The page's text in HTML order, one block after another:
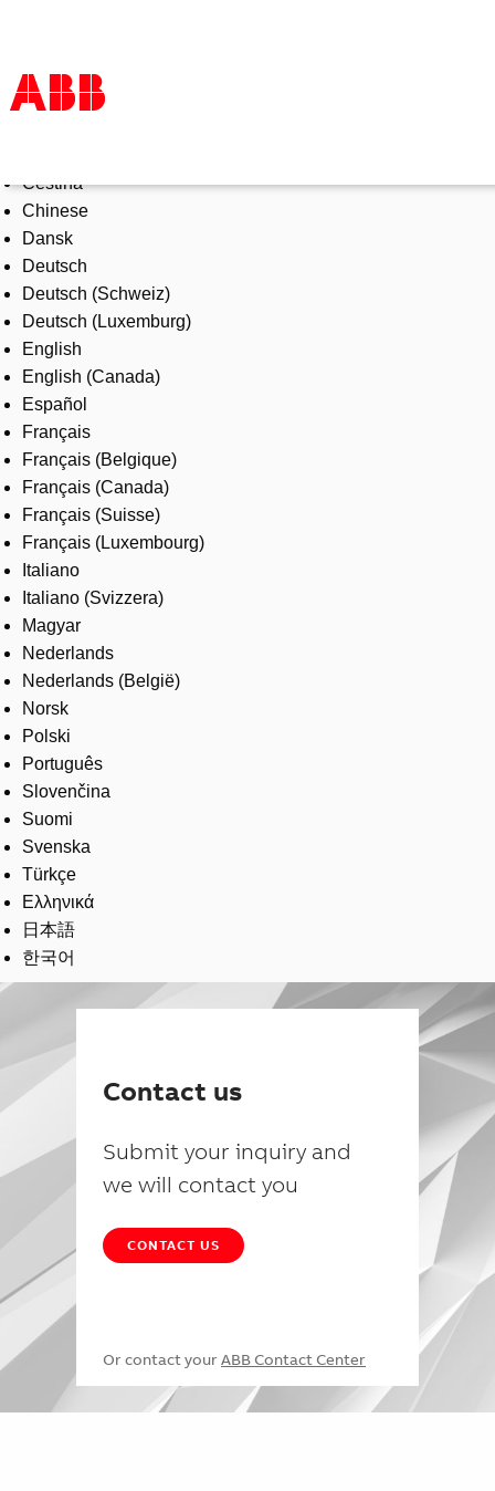
Products & Solutions
Industries
Services
About us
Where to buy
Contact us
Careers
Čeština
Chinese
Dansk
Deutsch
Deutsch (Schweiz)
Deutsch (Luxemburg)
English
English (Canada)
Español
Français
Français (Belgique)
Français (Canada)
Français (Suisse)
Français (Luxembourg)
Italiano
Italiano (Svizzera)
Magyar
Nederlands
Nederlands (België)
Norsk
Polski
Português
Slovenčina
Suomi
Svenska
Türkçe
Ελληνικά
日本語
한국어
Contact us
Submit your inquiry and
we will contact you
CONTACT US
Or contact your ABB Contact Center